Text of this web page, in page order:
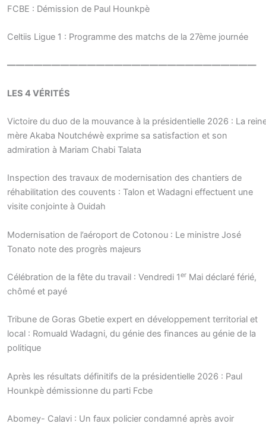
FCBE : Démission de Paul Hounkpè
Celtiis Ligue 1 : Programme des matchs de la 27ème journée
————————————————————————————
LES 4 VÉRITÉS
Victoire du duo de la mouvance à la présidentielle 2026 : La
mère Akaba Noutchéwè exprime sa satisfaction et son
admiration à Mariam Chabi Talata
Inspection des travaux de modernisation des chantiers de
réhabilitation des couvents : Talon et Wadagni effectuent une
visite conjointe à Ouidah
Modernisation de l’aéroport de Cotonou : Le ministre José
Tonato note des progrès majeurs
Célébration de la fête du travail : Vendredi 1er Mai déclaré férié,
chômé et payé
Tribune de Goras Gbetie expert en développement territorial et
local : Romuald Wadagni, du génie des finances au génie de la
politique
Après les résultats définitifs de la présidentielle 2026 : Paul
Hounkpè démissionne du parti Fcbe
Abomey- Calavi : Un faux policier condamné après avoir